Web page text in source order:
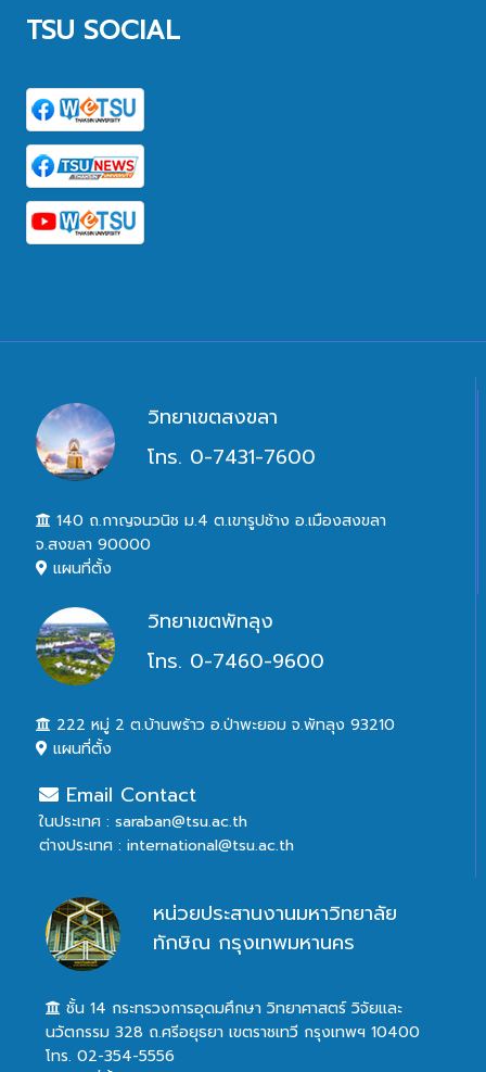
TSU SOCIAL
วิทยาเขตสงขลา
โทร. 0-7431-7600
140 ถ.กาญจนวนิช ม.4 ต.เขารูปช้าง อ.เมืองสงขลา
จ.สงขลา 90000
แผนที่ตั้ง
วิทยาเขตพัทลุง
โทร. 0-7460-9600
222 หมู่ 2 ต.บ้านพร้าว อ.ป่าพะยอม จ.พัทลุง 93210
แผนที่ตั้ง
Email Contact
ในประเทศ : saraban@tsu.ac.th
ต่างประเทศ : international@tsu.ac.th
หน่วยประสานงานมหาวิทยาลัย
ทักษิณ กรุงเทพมหานคร
ชั้น 14 กระทรวงการอุดมศึกษา วิทยาศาสตร์ วิจัยและ
นวัตกรรม 328 ถ.ศรีอยุธยา เขตราชเทวี กรุงเทพฯ 10400
โทร. 02-354-5556